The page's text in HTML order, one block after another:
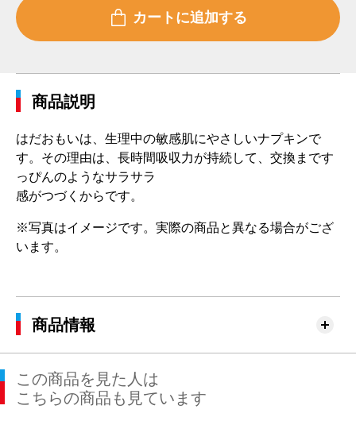
商品説明
はだおもいは、生理中の敏感肌にやさしいナプキンで
す。その理由は、長時間吸収力が持続して、交換まです
っぴんのようなサラサラ
感がつづくからです。
※写真はイメージです。実際の商品と異なる場合がござ
います。
商品情報
この商品を見た人は
こちらの商品も見ています